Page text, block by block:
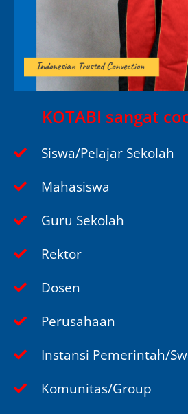
KOTABI sangat
Siswa/Pelajar Sekolah
Mahasiswa
Guru Sekolah
Rektor
Dosen
Perusahaan
Instansi Pemerintah/
Komunitas/Group